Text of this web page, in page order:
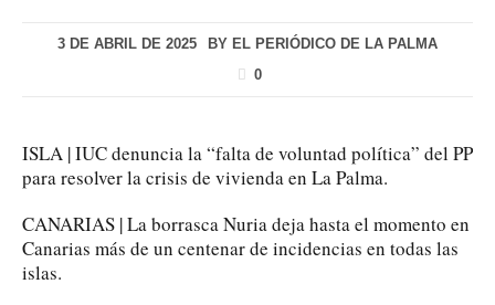
3 DE ABRIL DE 2025 BY EL PERIÓDICO DE LA PALMA
0
ISLA | IUC denuncia la “falta de voluntad política” del PP
para resolver la crisis de vivienda en La Palma.
CANARIAS | La borrasca Nuria deja hasta el momento en
Canarias más de un centenar de incidencias en todas las
islas.